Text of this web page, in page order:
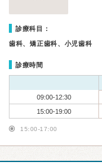
診療科目：
歯科、矯正歯科、小児歯科
診療時間
09:00-12:30
15:00-19:00
15:00-17:00